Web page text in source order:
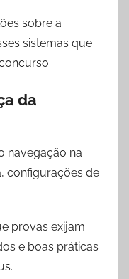
sobre a
sistemas que
da
navegação na
configurações de
provas exijam
e boas práticas